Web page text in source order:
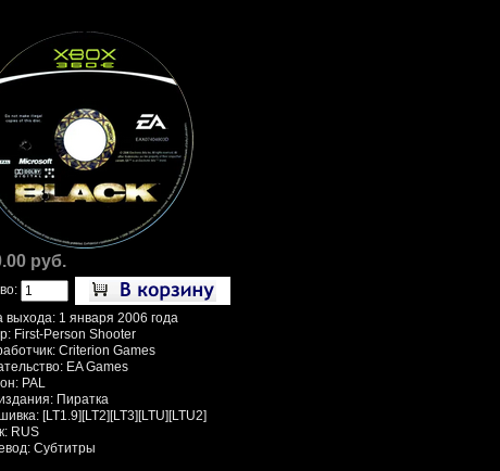
руб.
выхода: 1 января 2006 года
First-Person Shooter
Criterion Games
EA Games
PAL
Пиратка
[LT1.9][LT2][LT3][LTU][LTU2]
RUS
Субтитры